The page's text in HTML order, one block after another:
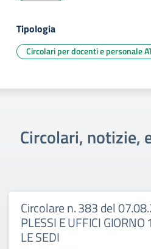
Tipologia
Circolari per docenti e personale
Circolari, notizie,
Circolare n. 383 del
PLESSI E UFFICI
LE SEDI